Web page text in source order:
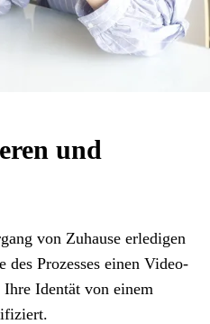
und
von Zuhause erledigen
des Prozesses einen Video-
Identät von einem